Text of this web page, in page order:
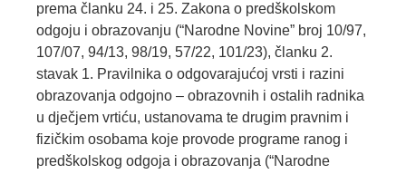
prema članku 24. i 25. Zakona o predškolskom
odgoju i obrazovanju (“Narodne Novine” broj 10/97,
107/07, 94/13, 98/19, 57/22, 101/23), članku 2.
stavak 1. Pravilnika o odgovarajućoj vrsti i razini
obrazovanja odgojno – obrazovnih i ostalih radnika
u dječjem vrtiću, ustanovama te drugim pravnim i
fizičkim osobama koje provode programe ranog i
predškolskog odgoja i obrazovanja (“Narodne